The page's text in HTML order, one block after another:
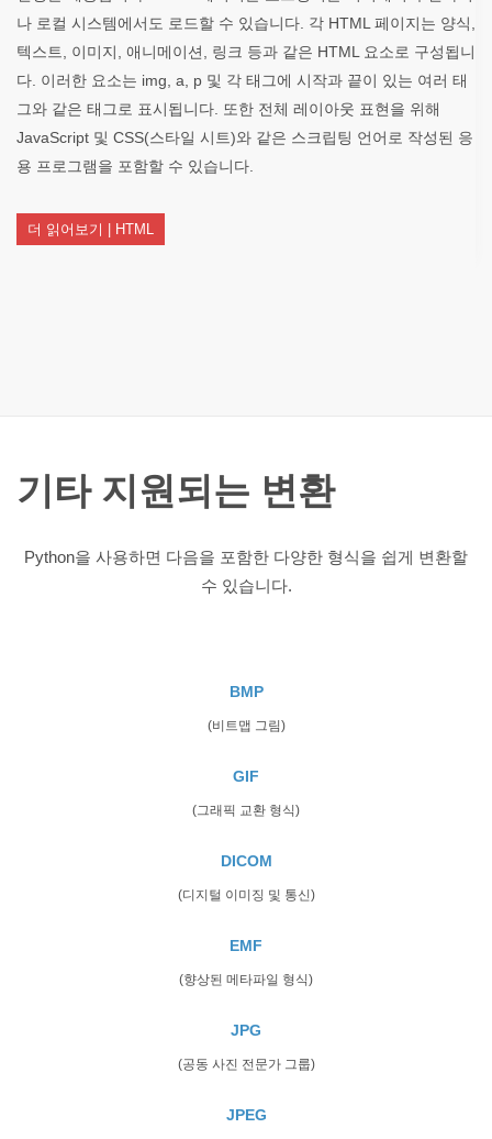
나 로컬 시스템에서도 로드할 수 있습니다. 각 HTML 페이지는 양식,
텍스트, 이미지, 애니메이션, 링크 등과 같은 HTML 요소로 구성됩니
다. 이러한 요소는 img, a, p 및 각 태그에 시작과 끝이 있는 여러 태
그와 같은 태그로 표시됩니다. 또한 전체 레이아웃 표현을 위해
JavaScript 및 CSS(스타일 시트)와 같은 스크립팅 언어로 작성된 응
용 프로그램을 포함할 수 있습니다.
더 읽어보기 | HTML
기타 지원되는 변환
Python을 사용하면 다음을 포함한 다양한 형식을 쉽게 변환할
수 있습니다.
BMP
(비트맵 그림)
GIF
(그래픽 교환 형식)
DICOM
(디지털 이미징 및 통신)
EMF
(향상된 메타파일 형식)
JPG
(공동 사진 전문가 그룹)
JPEG